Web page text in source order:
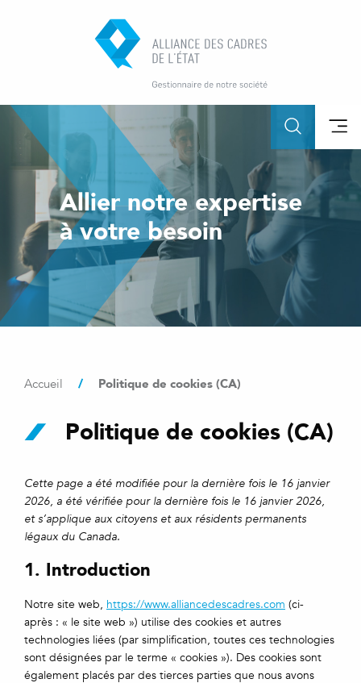
Allier notre expertise
à votre besoin
Accueil / Politique de cookies (CA)
Politique de cookies (CA)
Cette page a été modifiée pour la dernière fois le 16 janvier
2026, a été vérifiée pour la dernière fois le 16 janvier 2026,
et s’applique aux citoyens et aux résidents permanents
légaux du Canada.
1. Introduction
Notre site web, https://www.alliancedescadres.com (ci-
après : « le site web ») utilise des cookies et autres
technologies liées (par simplification, toutes ces technologies
sont désignées par le terme « cookies »). Des cookies sont
également placés par des tierces parties que nous avons